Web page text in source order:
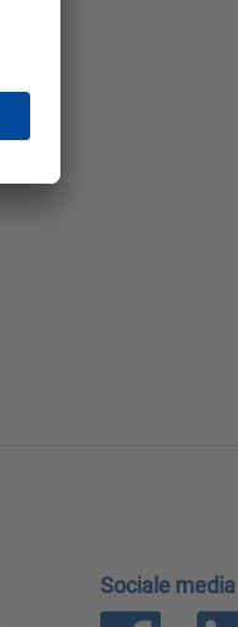
Sociale media